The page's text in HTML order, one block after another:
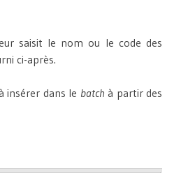
saisit le nom ou le code des
ci-après.
insérer dans le batch à partir des